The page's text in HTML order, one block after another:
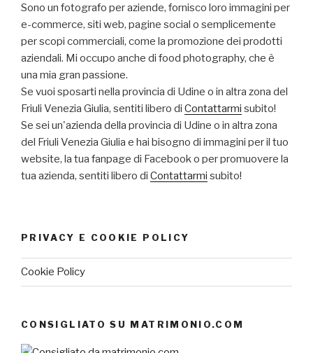
Sono un fotografo per aziende, fornisco loro immagini per
e-commerce, siti web, pagine social o semplicemente
per scopi commerciali, come la promozione dei prodotti
aziendali. Mi occupo anche di food photography, che è
una mia gran passione.
Se vuoi sposarti nella provincia di Udine o in altra zona del
Friuli Venezia Giulia, sentiti libero di Contattarmi subito!
Se sei un'azienda della provincia di Udine o in altra zona
del Friuli Venezia Giulia e hai bisogno di immagini per il tuo
website, la tua fanpage di Facebook o per promuovere la
tua azienda, sentiti libero di Contattarmi subito!
PRIVACY E COOKIE POLICY
Cookie Policy
CONSIGLIATO SU MATRIMONIO.COM